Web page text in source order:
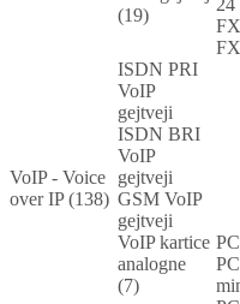
VoIP - Voice
over IP (138)
(19)
24
ISDN PRI
VoIP
gejtveji
ISDN BRI
VoIP
gejtveji
GSM VoIP
gejtveji
VoIP kartice
analogne
(7)